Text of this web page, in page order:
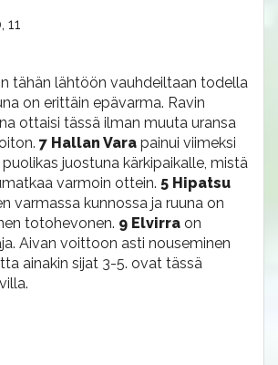
11
tähän lähtöön vauhdeiltaan todella
on erittäin epävarma. Ravin
ottaisi tässä ilman muuta uransa
7 Hallan Vara painui viimeksi
puolikas juostuna kärkipaikalle, mistä
varmoin ottein. 5 Hipatsu
varmassa kunnossa ja ruuna on
totohevonen. 9 Elvirra on
Aivan voittoon asti nouseminen
ainakin sijat 3-5. ovat tässä